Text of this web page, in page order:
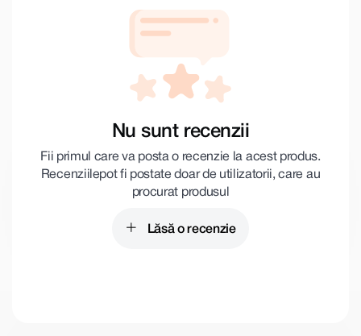
Nu sunt recenzii
Fii primul care va posta o recenzie la acest produs.
Recenziile pot fi postate doar de utilizatorii, care au
procurat produsul
Lăsă o recenzie